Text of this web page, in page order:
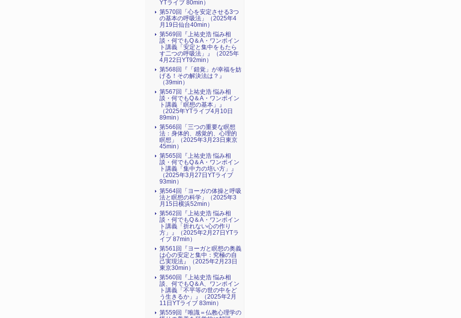
YTライブ 80min）
第570回「心を安定させる3つ
の基本の呼吸法」（2025年4
月19日仙台40min）
第569回『上祐史浩 悩み相
談・何でもQ＆A・ワンポイン
ト講義「安定と集中をもたら
す二つの呼吸法」』（2025年
4月22日YT92min）
第568回『「錯覚」が幸福を妨
げる！その解決法は？』
（39min）
第567回『上祐史浩 悩み相
談・何でもQ＆A・ワンポイン
ト講義「瞑想の基本」』
（2025年YTライブ4月10日
89min）
第566回「三つの重要な瞑想
法：身体的、感覚的、心理的
瞑想」（2025年3月23日東京
45min）
第565回『上祐史浩 悩み相
談・何でもQ＆A・ワンポイン
ト講義「集中力の培い方」』
（2025年3月27日YTライブ
93min）
第564回「ヨーガの体操と呼吸
法と瞑想の科学」（2025年3
月15日横浜52min）
第562回『上祐史浩 悩み相
談・何でもQ＆A・ワンポイン
ト講義「折れない心の作り
方」』（2025年2月27日YTラ
イブ 87min）
第561回『ヨーガと瞑想の奥義
は心の安定と集中：究極の自
己実現法』（2025年2月23日
東京30min）
第560回『上祐史浩 悩み相
談、何でもQ＆A、ワンポイン
ト講義「不平等の世の中をど
う生きるか」』（2025年2月
11日YTライブ 83min）
第559回『唯識＝仏教心理学の